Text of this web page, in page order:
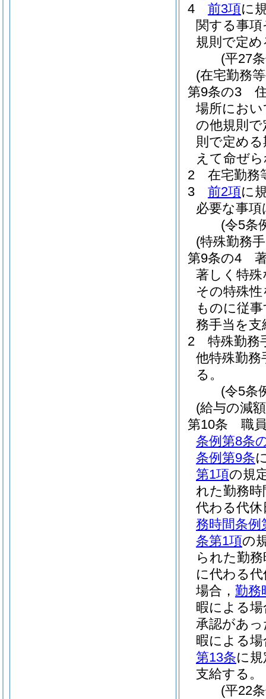
4
前3項に
関する事
規則で定め
(平27
(在宅勤務
第9条の3
場所にお
の他規則
則で定め
えて命ぜ
2
在宅勤務
3
前2項に
必要な事
(令5条
(特殊勤務
第9条の4
著しく特
その特殊
ものに従
務手当を支
2
特殊勤務
他特殊勤
る。
(令5条
(給与の減
第10条
職
条例第8条
条例第9条
第1項の規
れた勤務
代わる代
務時間条例
条第1項の
られた勤
に代わる
場合， 勤務
暇による
承認があ
暇による
第13条に
支給する。
(平22